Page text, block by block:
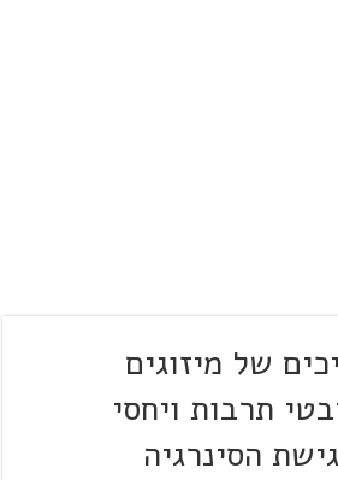
של מיזוגים
תרבות ויחסי
הסינרגיה